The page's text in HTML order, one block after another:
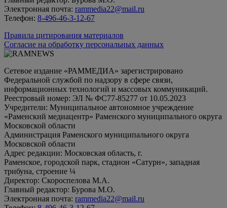
Электронная почта: rammedia22@mail.ru
Телефон: 8-496-46-3-12-67
Правила цитирования материалов
Согласие на обработку персональных данных
Сетевое издание «РАММЕДИА» зарегистрировано
Федеральной службой по надзору в сфере связи,
информационных технологий и массовых коммуникаций.
Реестровый номер: ЭЛ № ФС77-85277 от 10.05.2023
Учредители: Муниципальное автономное учреждение
«Раменский медиацентр» Раменского муниципального округа
Московской области
Администрация Раменского муниципального округа
Московской области
Адрес редакции: Московская область, г.
Раменское, городской парк, стадион «Сатурн», западная
трибуна, строение ¼
Директор: Скороспелова М.А.
Главный редактор: Бурова М.О.
Электронная почта: rammedia22@mail.ru